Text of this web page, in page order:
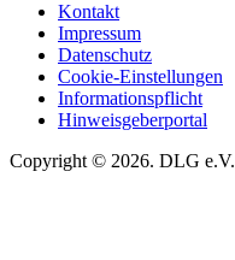
Kontakt
Impressum
Datenschutz
Cookie-Einstellungen
Informationspflicht
Hinweisgeberportal
Copyright © 2026. DLG e.V.